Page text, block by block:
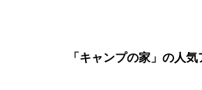
「キャンプの家」の人